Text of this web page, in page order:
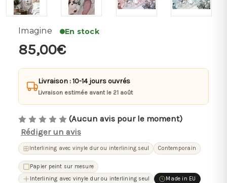
Imagine En stock
85,00€
Livraison : 10-14 jours ouvrés
Livraison estimée avant le 21 août
(Aucun avis pour le moment)
Rédiger un avis
Interlining avec vinyle dur ou interlining seul Contemporain
Papier peint sur mesure
Interlining avec vinyle dur ou interlining seul
Made in EU